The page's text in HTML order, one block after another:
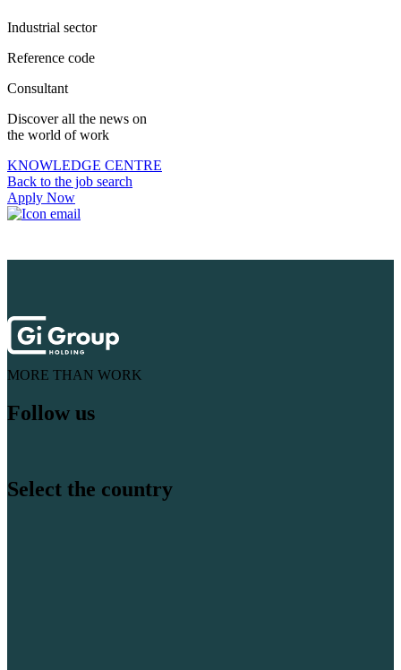
Industrial sector
Reference code
Consultant
Discover all the news on
the world of work
KNOWLEDGE CENTRE
Back to the job search
Apply Now
MORE THAN WORK
Follow us
Select the country